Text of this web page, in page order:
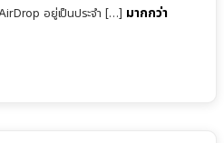
อยู่เป็นประจำ […] มากกว่า